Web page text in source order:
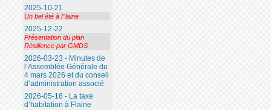
2025-10-21
Un bel été à Flaine
2025-12-22
Présentation du plan
Résilience par GMDS
2026-03-23 - Minutes de
l’Assemblée Générale du
4 mars 2026 et du conseil
d’administration associé
2026-05-18 - La taxe
d’habitation à Flaine